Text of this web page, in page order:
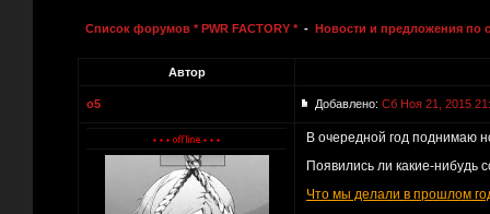
Список форумов * PWR FACTORY * - Новости и предложения по
Автор
o5 Добавлено: Сб Ноя 21, 2015
В очередной год поднимаю
Появились ли какие-нибудь
Что мы делали в прошлом